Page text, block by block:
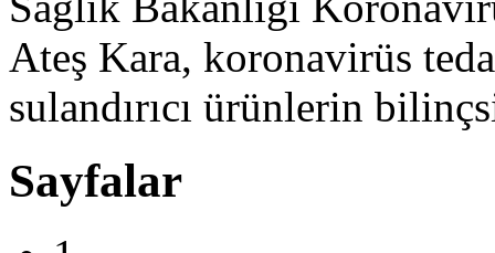
Ateş Kara, koronavirüs
sulandırıcı ürünlerin
Sayfalar